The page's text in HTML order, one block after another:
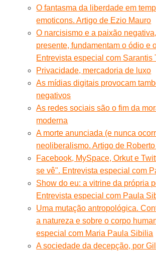
O fantasma da liberdade em
emoticons. Artigo de Ezio Mauro
O narcisismo e a paixão
presente, fundamentam o ódio e
Entrevista especial com Sarantis
Privacidade, mercadoria de luxo
As mídias digitais provocam
negativos
As redes sociais são o fim da
moderna
A morte anunciada (e nunca
neoliberalismo. Artigo de
Facebook, MySpace, Orkut e
se vê". Entrevista especial com
Show do eu: a vitrine da própria
Entrevista especial com Paula
Uma mutação antropológica.
a natureza e sobre o corpo
especial com Maria Paula Sibilia
A sociedade da decepção, por